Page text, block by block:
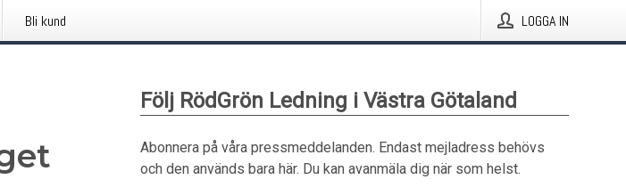
Bli kund LOGGA IN
Följ RödGrön Ledning i Västra Götaland
Abonnera på våra pressmeddelanden. Endast mejladress behövs
och den används bara här. Du kan avanmäla dig när som helst.